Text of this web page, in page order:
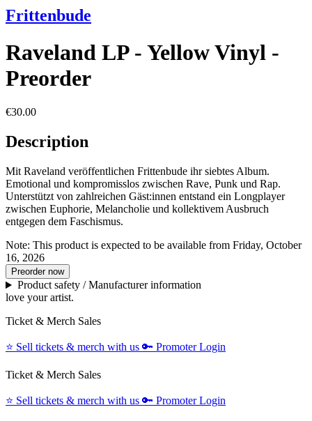
Frittenbude
Raveland LP - Yellow Vinyl -
Preorder
€30.00
Description
Mit Raveland veröffentlichen Frittenbude ihr siebtes Album.
Emotional und kompromisslos zwischen Rave, Punk und Rap.
Unterstützt von zahlreichen Gäst:innen entstand ein Longplayer
zwischen Euphorie, Melancholie und kollektivem Ausbruch
entgegen dem Faschismus.
Note: This product is expected to be available from Friday, October
16, 2026
Preorder now
Product safety / Manufacturer information
love your artist.
Ticket & Merch Sales
⭐️ Sell tickets & merch with us 🔑 Promoter Login
Ticket & Merch Sales
⭐️ Sell tickets & merch with us 🔑 Promoter Login